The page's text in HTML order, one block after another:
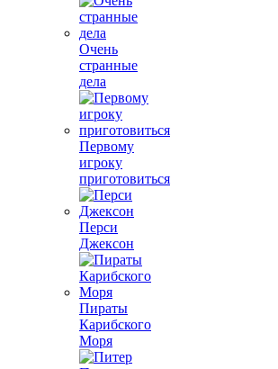
Очень
странные
дела
Первому
игроку
приготовиться
Перси
Джексон
Пираты
Карибского
Моря